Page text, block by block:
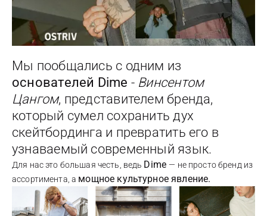
Мы пообщались с одним из
основателей Dime - Винсентом
Цангом, представителем бренда,
который сумел сохранить дух
скейтбординга и превратить его в
узнаваемый современный язык.
Для нас это большая честь, ведь Dime— не просто бренд из
ассортимента, а мощное культурное явление.